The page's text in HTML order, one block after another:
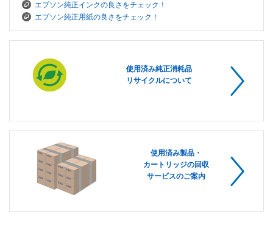
エプソン純正インクの良さをチェック！
エプソン純正用紙の良さをチェック！
使用済み純正消耗品
リサイクルについて
使用済み製品・
カートリッジの回収
サービスのご案内